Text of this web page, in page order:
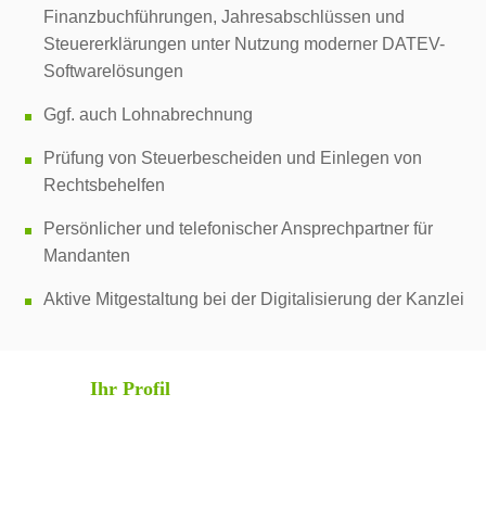
Finanzbuchführungen, Jahresabschlüssen und
Steuererklärungen unter Nutzung moderner DATEV-
Softwarelösungen
Ggf. auch Lohnabrechnung
Prüfung von Steuerbescheiden und Einlegen von
Rechtsbehelfen
Persönlicher und telefonischer Ansprechpartner für
Mandanten
Aktive Mitgestaltung bei der Digitalisierung der Kanzlei
Ihr Profil